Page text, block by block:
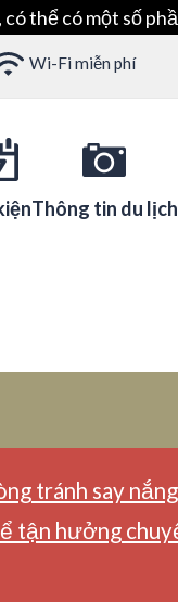
thể có một số
Wi-Fi miễn phí
Thông tin du lịch
tránh say
hưởng